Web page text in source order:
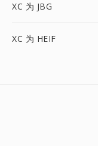
XC 为 JBG
XC 为 HEIF